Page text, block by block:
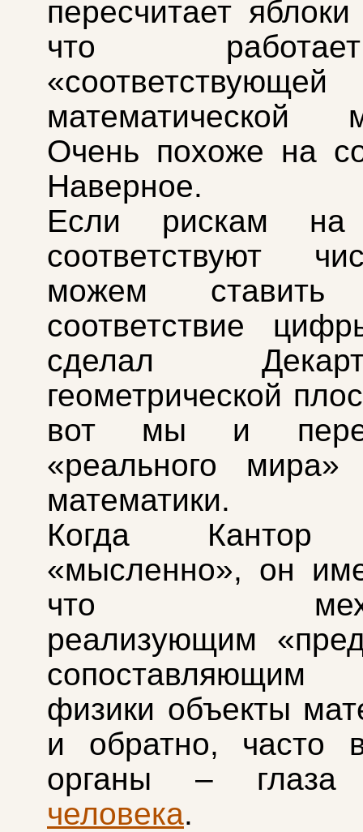
пересчитает
что
«соответствующей
математической
Очень похоже на
Наверное.
Если рискам на
соответствуют
можем
соответствие
сделал
геометрической
вот мы и
«реального
математики.
Когда Кантор
«мысленно», он
что
реализующим
сопоставляющим
физики объекты
и обратно, часто
органы –
человека.